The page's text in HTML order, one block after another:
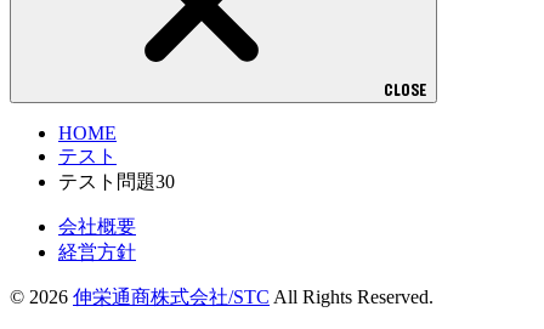
CLOSE
HOME
テスト
テスト問題30
会社概要
経営方針
© 2026 伸栄通商株式会社/STC All Rights Reserved.